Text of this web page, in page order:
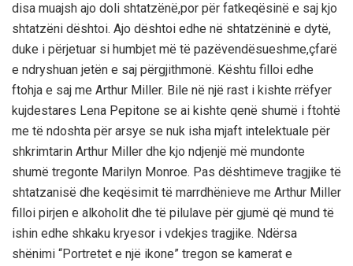
disa muajsh ajo doli shtatzёnё,por pёr fatkeqёsinё e saj kjo
shtatzёni dёshtoi. Ajo dёshtoi edhe nё shtatzёninё e dytё,
duke i pёrjetuar si humbjet mё tё pazёvendёsueshme,çfarё
e ndryshuan jetёn e saj pёrgjithmonё. Kёshtu filloi edhe
ftohja e saj me Arthur Miller. Bile nё njё rast i kishte rrёfyer
kujdestares Lena Pepitone se ai kishte qenё shumё i ftohtё
me tё ndoshta pёr arsye se nuk isha mjaft intelektuale pёr
shkrimtarin Arthur Miller dhe kjo ndjenjё mё mundonte
shumё tregonte Marilyn Monroe. Pas dёshtimeve tragjike tё
shtatzanisё dhe keqёsimit tё marrdhёnieve me Arthur Miller
filloi pirjen e alkoholit dhe tё pilulave pёr gjumё qё mund tё
ishin edhe shkaku kryesor i vdekjes tragjike. Ndёrsa
shёnimi “Portretet e njё ikone” tregon se kamerat e